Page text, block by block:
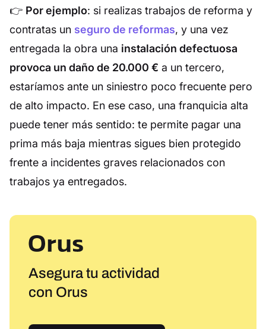
👉 Por ejemplo: si realizas trabajos de reforma y
contratas un seguro de reformas, y una vez
entregada la obra una instalación defectuosa
provoca un daño de 20.000 € a un tercero,
estaríamos ante un siniestro poco frecuente pero
de alto impacto. En ese caso, una franquicia alta
puede tener más sentido: te permite pagar una
prima más baja mientras sigues bien protegido
frente a incidentes graves relacionados con
trabajos ya entregados.
Asegura tu actividad
con Orus